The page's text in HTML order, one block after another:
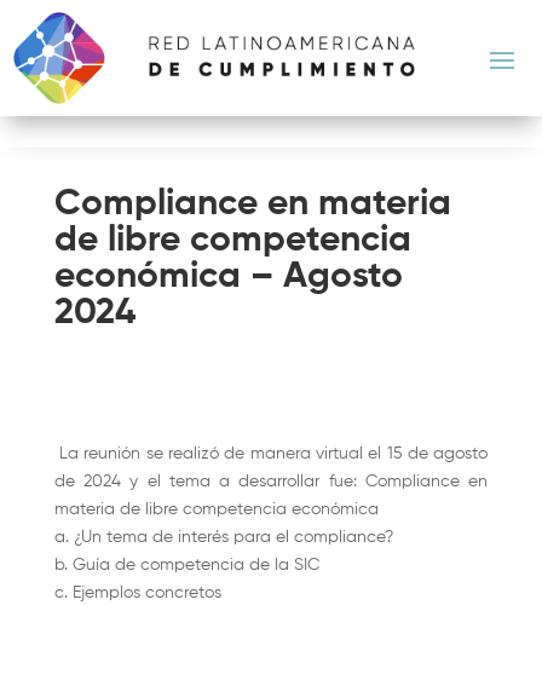
Compliance en materia
de libre competencia
económica – Agosto
2024
La reunión se realizó de manera virtual el 15 de agosto
de 2024 y el tema a desarrollar fue: Compliance en
materia de libre competencia económica
a. ¿Un tema de interés para el compliance?
b. Guía de competencia de la SIC
c. Ejemplos concretos